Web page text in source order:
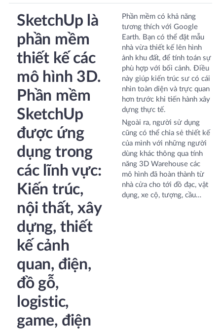
SketchUp là
phần mềm
thiết kế các
mô hình 3D.
Phần mềm
SketchUp
được ứng
dụng trong
các lĩnh vực:
Kiến trúc,
nội thất, xây
dựng, thiết
kế cảnh
quan, điện,
đồ gỗ,
logistic,
game, điện
Phần mềm có khả năng
tương thích với Google
Earth. Bạn có thể đặt mẫu
nhà vừa thiết kế lên hình
ảnh khu đất, để tính toán sự
phù hợp với bối cảnh. Điều
này giúp kiến trúc sư có cái
nhìn toàn diện và trực quan
hơn trước khi tiến hành xây
dựng thực tế.
Ngoài ra, người sử dụng
cũng có thể chia sẻ thiết kế
của mình với những người
dùng khác thông qua tính
năng 3D Warehouse các
mô hình đã hoàn thành từ
nhà cửa cho tới đồ đạc, vật
dụng, xe cộ, tượng, cầu…